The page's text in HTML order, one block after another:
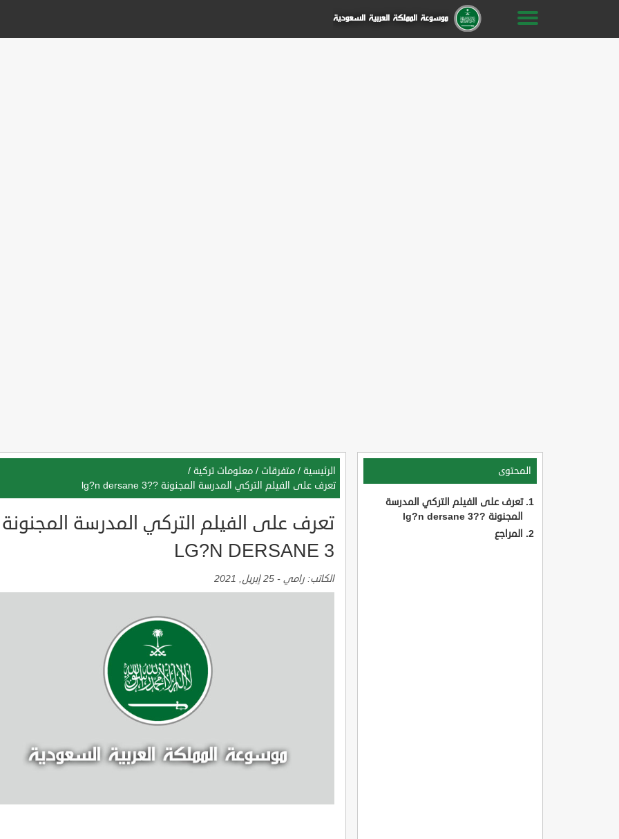
المحتوى
تعرف على الفيلم التركي المدرسة
المجنونة ??lg?n dersane 3
المراجع
الرئيسية / متفرقات / معلومات تركية /
تعرف على الفيلم التركي المدرسة المجنونة ??lg?n dersane 3
تعرف على الفيلم التركي المدرسة
LG?N DERSANE 3
الكاتب: رامي - 25 إبريل, 2021